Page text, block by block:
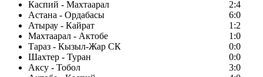
Каспий - Махтаарал
2:4
Астана - Ордабасы
6:0
Атырау - Кайрат
1:2
Махтаарал - Актобе
1:0
Тараз - Кызыл-Жар СК
0:0
Шахтер - Туран
0:0
Аксу - Тобол
3:0